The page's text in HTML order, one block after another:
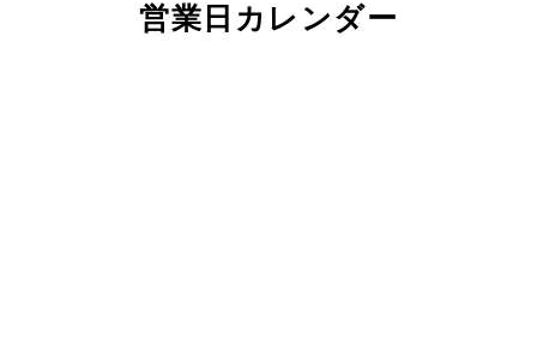
営業日カレンダー